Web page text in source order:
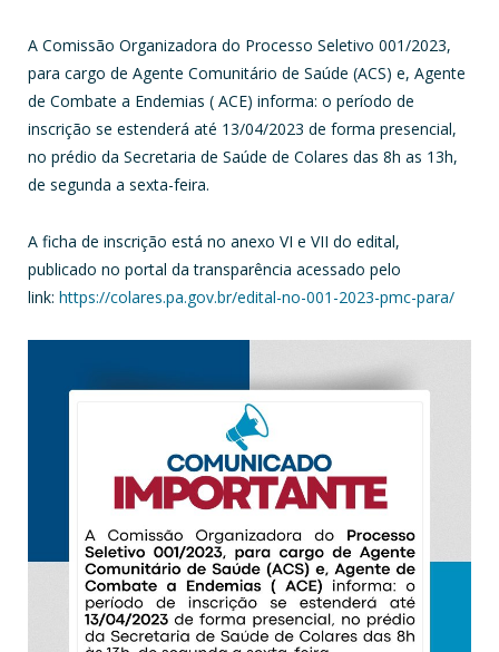
A Comissão Organizadora do Processo Seletivo 001/2023,
para cargo de Agente Comunitário de Saúde (ACS) e, Agente
de Combate a Endemias ( ACE) informa: o período de
inscrição se estenderá até 13/04/2023 de forma presencial,
no prédio da Secretaria de Saúde de Colares das 8h as 13h,
de segunda a sexta-feira.
A ficha de inscrição está no anexo VI e VII do edital,
publicado no portal da transparência acessado pelo
link: https://colares.pa.gov.br/edital-no-001-2023-pmc-para/